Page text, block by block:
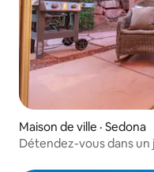
Maison de ville · Sedona
Détendez-vous dans un